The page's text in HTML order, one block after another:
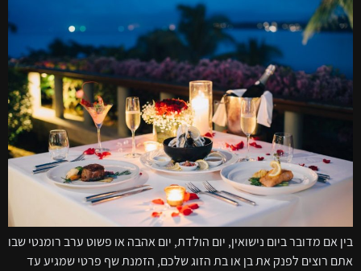
בין אם מדובר ביום נישואין, יום הולדת, יום אהבה או פשוט ערב רומנטי שבו
אתם רוצים לפנק את בן או בת הזוג שלכם, הזמנת שף פרטי שמגיע עד